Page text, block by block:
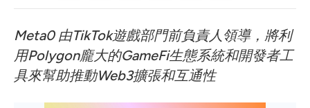
Meta0 由TikTok遊戲部門前負責人領導，將利
用Polygon龐大的GameFi生態系統和開發者工
具來幫助推動Web3擴張和互通性